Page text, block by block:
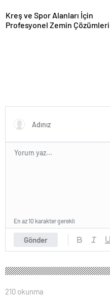
Kreş ve Spor Alanları İçin
Profesyonel Zemin Çözümleri
Gönder
En az 10 karakter gerekli
210 okunma